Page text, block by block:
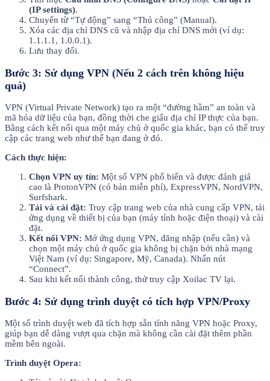
(IP settings).
Chuyển từ “Tự động” sang “Thủ công” (Manual).
Xóa các địa chỉ DNS cũ và nhập địa chỉ DNS mới (ví dụ:
1.1.1.1, 1.0.0.1).
Lưu thay đổi.
Bước 3: Sử dụng VPN (Nếu 2 cách trên không hiệu
quả)
VPN (Virtual Private Network) tạo ra một “đường hầm” an toàn và
mã hóa dữ liệu của bạn, đồng thời che giấu địa chỉ IP thực của bạn.
Bằng cách kết nối qua một máy chủ ở quốc gia khác, bạn có thể truy
cập các trang web như thể bạn đang ở đó.
Cách thực hiện:
Chọn VPN uy tín: Một số VPN phổ biến và được đánh giá
cao là ProtonVPN (có bản miễn phí), ExpressVPN, NordVPN,
Surfshark.
Tải và cài đặt: Truy cập trang web của nhà cung cấp VPN, tải
ứng dụng về thiết bị của bạn (máy tính hoặc điện thoại) và cài
đặt.
Kết nối VPN: Mở ứng dụng VPN, đăng nhập (nếu cần) và
chọn một máy chủ ở quốc gia không bị chặn bởi nhà mạng
Việt Nam (ví dụ: Singapore, Mỹ, Canada). Nhấn nút
“Connect”.
Sau khi kết nối thành công, thử truy cập Xoilac TV lại.
Bước 4: Sử dụng trình duyệt có tích hợp VPN/Proxy
Một số trình duyệt web đã tích hợp sẵn tính năng VPN hoặc Proxy,
giúp bạn dễ dàng vượt qua chặn mà không cần cài đặt thêm phần
mềm bên ngoài.
Trình duyệt Opera: